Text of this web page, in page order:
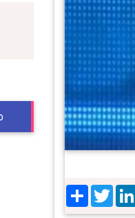
ShareTwitter